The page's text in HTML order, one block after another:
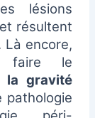
lésions
résultent
Là encore,
faire le
la gravité
pathologie